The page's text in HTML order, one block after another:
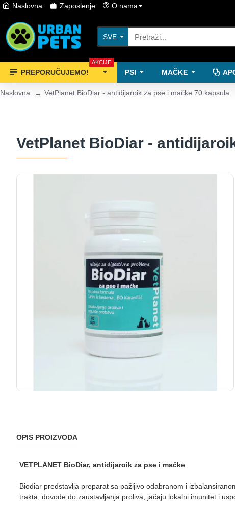
Naslovna Zaposlenje O nama
SVE
PREPORUČUJEMO!
AKCIJE
PSI MAČKE
Naslovna VetPlanet BioDiar - antidijaroik za pse i mačke 70 kapsula
VetPlanet BioDiar -
OPIS PROIZVODA
VETPLANET BioDiar, antidijaroik za pse i mačke
Biodiar predstavlja preparat sa pažljivo odabranom i
trakta, dovode do zaustavljanja proliva, jačaju lokalni imunitet i